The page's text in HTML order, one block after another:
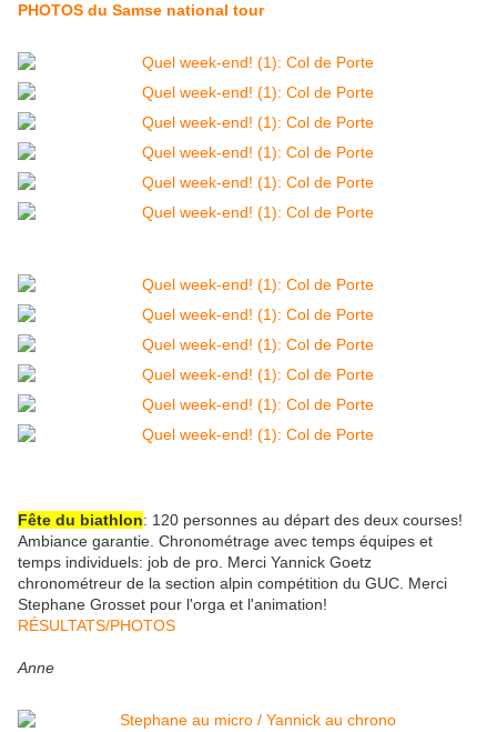
PHOTOS du Samse national tour
Fête du biathlon: 120 personnes au départ des deux courses!
Ambiance garantie. Chronométrage avec temps équipes et
temps individuels: job de pro. Merci Yannick Goetz
chronométreur de la section alpin compétition du GUC. Merci
Stephane Grosset pour l'orga et l'animation!
RÉSULTATS/PHOTOS
Anne